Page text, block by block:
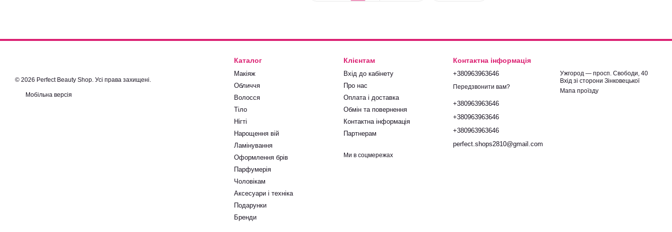
© 2026 Perfect Beauty Shop. Усі права захищені.
Мобільна версія
Каталог
Макіяж
Обличчя
Волосся
Тіло
Нігті
Нарощення вій
Ламінування
Оформлення брів
Парфумерія
Чоловікам
Аксесуари і техніка
Подарунки
Бренди
Клієнтам
Вхід до кабінету
Про нас
Оплата і доставка
Обмін та повернення
Контактна інформація
Партнерам
Ми в соцмережах
Контактна інформація
+380963963646
Передзвонити вам?
+380963963646
+380963963646
+380963963646
perfect.shops2810@gmail.com
Ужгород — просп. Свободи, 40
Вхід зі сторони Зінковецької
Мапа проїзду